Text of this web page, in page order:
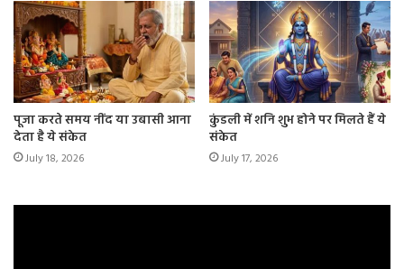
पूजा करते समय नींद या उबासी आना
देता है ये संकेत
July 18, 2026
कुंडली में शनि शुभ होने पर मिलते हैं ये
संकेत
July 17, 2026